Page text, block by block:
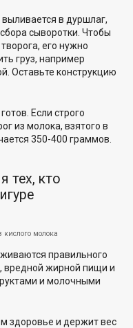
в дуршлаг,
сыворотки. Чтобы
его нужно
груз, например
Оставьте конструкцию
Если строго
из молока, взятого в
350-400 граммов.
тех, кто
кислого молока
правильного
вредной жирной пищи и
и молочными
здоровье и держит вес